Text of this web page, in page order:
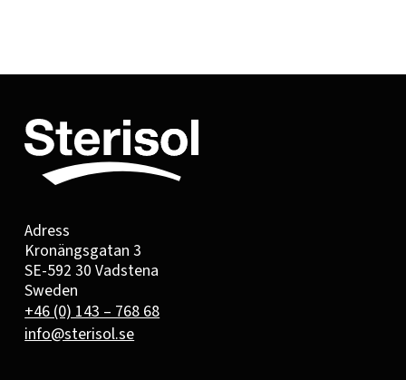
Adress
Kronängsgatan 3
SE-592 30 Vadstena
Sweden
+46 (0) 143 – 768 68
info@sterisol.se